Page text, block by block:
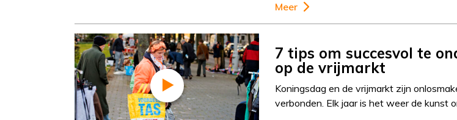
Meer
7 tips om succesvol te
op de vrijmarkt
Koningsdag en de vrijmarkt zijn
verbonden. Elk jaar is het weer de kunst